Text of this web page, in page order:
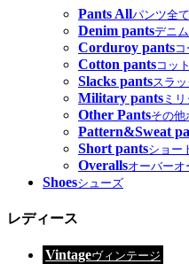
Pants Allパンツ全て
Denim pantsデニ
Corduroy pants
Cotton pantsコッ
Slacks pantsスラ
Military pants ミ
Other Pantsその他
Pattern&Sweat
Short pantsショー
Overallsオーバーオ
Shoesシューズ
レディース
Vintageヴィンテージ